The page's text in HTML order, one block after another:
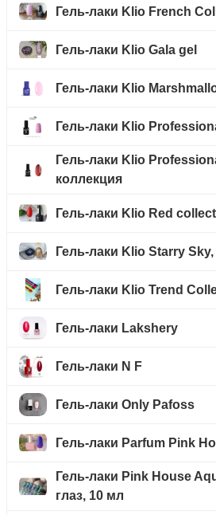
Гель-лаки Klio French
Гель-лаки Klio Gala gel
Гель-лаки Klio
Гель-лаки Klio
Гель-лаки Klio
коллекция
Гель-лаки Klio Red
Гель-лаки Klio Starry Sky,
Гель-лаки Klio Trend
Гель-лаки Lakshery
Гель-лаки N F
Гель-лаки Only Pafoss
Гель-лаки Parfum Pink
Гель-лаки Pink House
глаз, 10 мл